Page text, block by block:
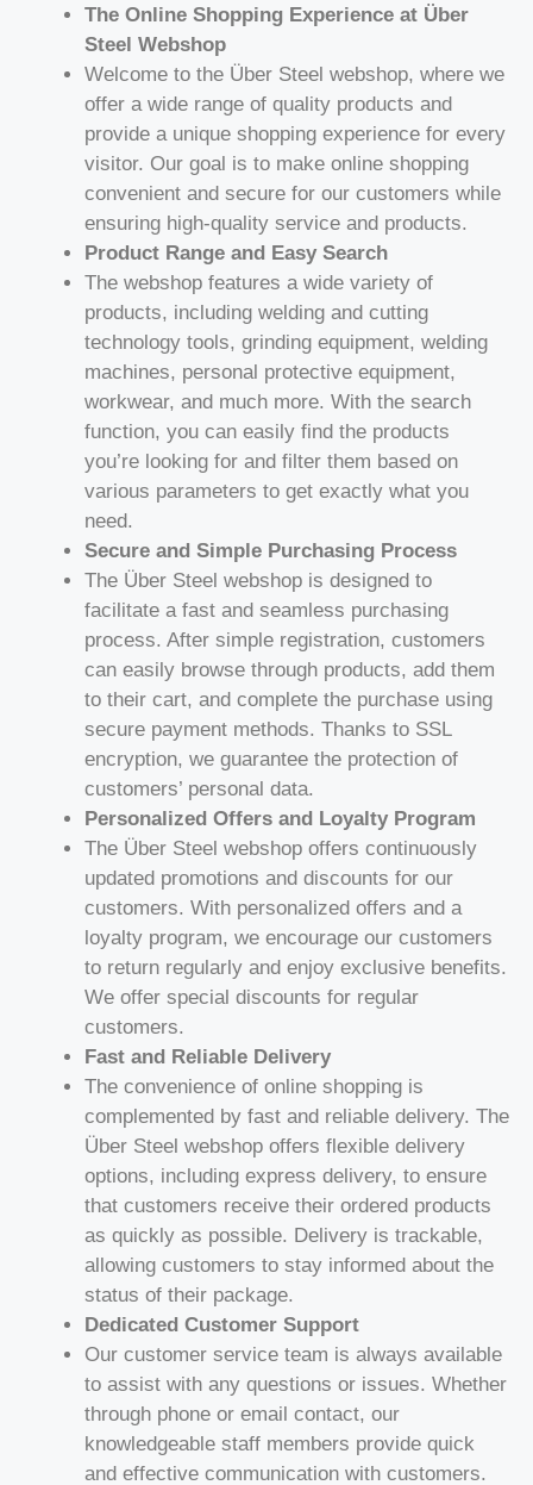
The Online Shopping Experience at Über
Steel Webshop
Welcome to the Über Steel webshop, where we
offer a wide range of quality products and
provide a unique shopping experience for every
visitor. Our goal is to make online shopping
convenient and secure for our customers while
ensuring high-quality service and products.
Product Range and Easy Search
The webshop features a wide variety of
products, including welding and cutting
technology tools, grinding equipment, welding
machines, personal protective equipment,
workwear, and much more. With the search
function, you can easily find the products
you’re looking for and filter them based on
various parameters to get exactly what you
need.
Secure and Simple Purchasing Process
The Über Steel webshop is designed to
facilitate a fast and seamless purchasing
process. After simple registration, customers
can easily browse through products, add them
to their cart, and complete the purchase using
secure payment methods. Thanks to SSL
encryption, we guarantee the protection of
customers’ personal data.
Personalized Offers and Loyalty Program
The Über Steel webshop offers continuously
updated promotions and discounts for our
customers. With personalized offers and a
loyalty program, we encourage our customers
to return regularly and enjoy exclusive benefits.
We offer special discounts for regular
customers.
Fast and Reliable Delivery
The convenience of online shopping is
complemented by fast and reliable delivery. The
Über Steel webshop offers flexible delivery
options, including express delivery, to ensure
that customers receive their ordered products
as quickly as possible. Delivery is trackable,
allowing customers to stay informed about the
status of their package.
Dedicated Customer Support
Our customer service team is always available
to assist with any questions or issues. Whether
through phone or email contact, our
knowledgeable staff members provide quick
and effective communication with customers.